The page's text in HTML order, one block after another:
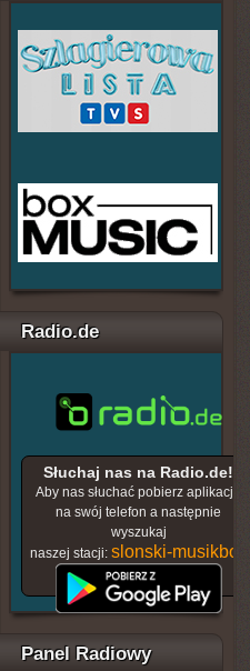
Radio.de
Słuchaj nas na Radio.de!
Aby nas słuchać pobierz aplikację
na swój telefon a następnie
wyszukaj
naszej stacji: slonski-musikbox
Panel Radiowy